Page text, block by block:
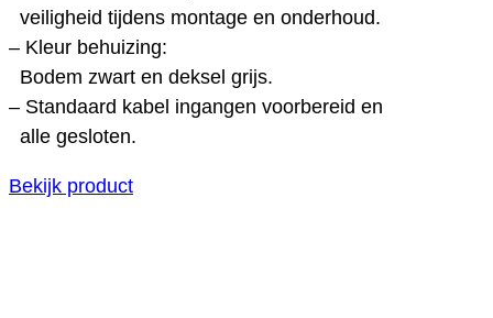
veiligheid tijdens montage en onderhoud.
– Kleur behuizing:
Bodem zwart en deksel grijs.
– Standaard kabel ingangen voorbereid en
alle gesloten.
Bekijk product